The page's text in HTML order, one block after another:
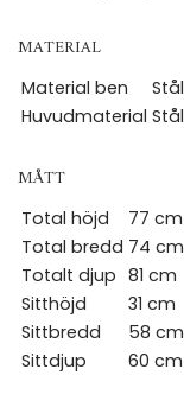
MATERIAL
Material ben
Stål
Huvudmaterial Stål
MÅTT
Total höjd
77 cm
Total bredd 74 cm
Totalt djup 81 cm
Sitthöjd
31 cm
Sittbredd
58 cm
Sittdjup
60 cm